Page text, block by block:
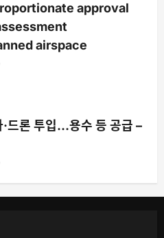
approval
airspace
·드론 투입…용수 등 공급 –